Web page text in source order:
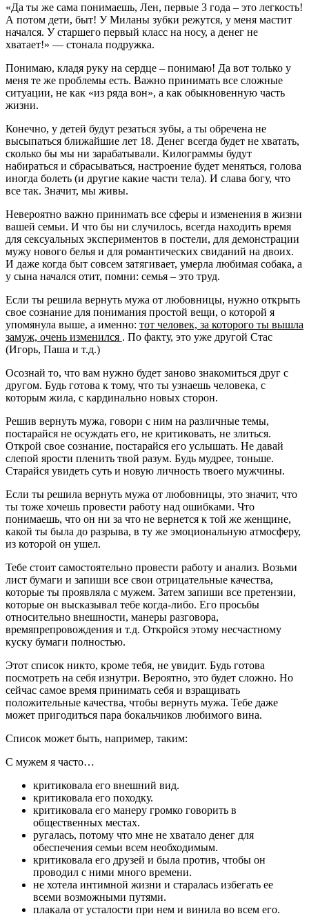
«Да ты же сама понимаешь, Лен, первые 3 года – это легкость!
А потом дети, быт! У Миланы зубки режутся, у меня мастит
начался. У старшего первый класс на носу, а денег не
хватает!» — стонала подружка.
Понимаю, кладя руку на сердце – понимаю! Да вот только у
меня те же проблемы есть. Важно принимать все сложные
ситуации, не как «из ряда вон», а как обыкновенную часть
жизни.
Конечно, у детей будут резаться зубы, а ты обречена не
высыпаться ближайшие лет 18. Денег всегда будет не хватать,
сколько бы мы ни зарабатывали. Килограммы будут
набираться и сбрасываться, настроение будет меняться, голова
иногда болеть (и другие какие части тела). И слава богу, что
все так. Значит, мы живы.
Невероятно важно принимать все сферы и изменения в жизни
вашей семьи. И что бы ни случилось, всегда находить время
для сексуальных экспериментов в постели, для демонстрации
мужу нового белья и для романтических свиданий на двоих.
И даже когда быт совсем затягивает, умерла любимая собака, а
у сына начался отит, помни: семья – это труд.
Если ты решила вернуть мужа от любовницы, нужно открыть
свое сознание для понимания простой вещи, о которой я
упомянула выше, а именно: тот человек, за которого ты вышла
замуж, очень изменился . По факту, это уже другой Стас
(Игорь, Паша и т.д.)
Осознай то, что вам нужно будет заново знакомиться друг с
другом. Будь готова к тому, что ты узнаешь человека, с
которым жила, с кардинально новых сторон.
Решив вернуть мужа, говори с ним на различные темы,
постарайся не осуждать его, не критиковать, не злиться.
Открой свое сознание, постарайся его услышать. Не давай
слепой ярости пленить твой разум. Будь мудрее, тоньше.
Старайся увидеть суть и новую личность твоего мужчины.
Если ты решила вернуть мужа от любовницы, это значит, что
ты тоже хочешь провести работу над ошибками. Что
понимаешь, что он ни за что не вернется к той же женщине,
какой ты была до разрыва, в ту же эмоциональную атмосферу,
из которой он ушел.
Тебе стоит самостоятельно провести работу и анализ. Возьми
лист бумаги и запиши все свои отрицательные качества,
которые ты проявляла с мужем. Затем запиши все претензии,
которые он высказывал тебе когда-либо. Его просьбы
относительно внешности, манеры разговора,
времяпрепровождения и т.д. Откройся этому несчастному
куску бумаги полностью.
Этот список никто, кроме тебя, не увидит. Будь готова
посмотреть на себя изнутри. Вероятно, это будет сложно. Но
сейчас самое время принимать себя и взращивать
положительные качества, чтобы вернуть мужа. Тебе даже
может пригодиться пара бокальчиков любимого вина.
Список может быть, например, таким:
С мужем я часто…
критиковала его внешний вид.
критиковала его походку.
критиковала его манеру громко говорить в
общественных местах.
ругалась, потому что мне не хватало денег для
обеспечения семьи всем необходимым.
критиковала его друзей и была против, чтобы он
проводил с ними много времени.
не хотела интимной жизни и старалась избегать ее
всеми возможными путями.
плакала от усталости при нем и винила во всем его.